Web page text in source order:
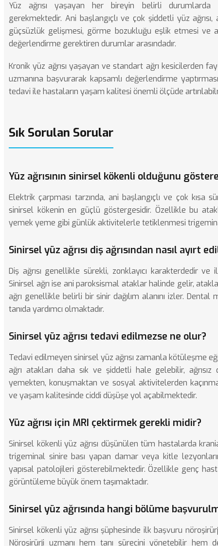
Yüz ağrısı yaşayan her bireyin belirli durumlarda
gerekmektedir. Ani başlangıçlı ve çok şiddetli yüz
güçsüzlük gelişmesi, görme bozukluğu eşlik etmesi ve
değerlendirme gerektiren durumlar arasındadır.
Kronik yüz ağrısı yaşayan ve standart ağrı kesicilerden
uzmanına başvurarak kapsamlı değerlendirme
tedavi ile hastaların yaşam kalitesi önemli ölçüde
Sık Sorulan Sorular
Yüz ağrısının sinirsel kökenli olduğunu
Elektrik çarpması tarzında, ani başlangıçlı ve çok kısa
sinirsel kökenin en güçlü göstergesidir. Özellikle bu
yemek yeme gibi günlük aktivitelerle tetiklenmesi
Sinirsel yüz ağrısı diş ağrısından nasıl ayırt
Diş ağrısı genellikle sürekli, zonklayıcı karakterdedir ve
Sinirsel ağrı ise ani paroksismal ataklar halinde gelir,
ağrı genellikle belirli bir sinir dağılım alanını izler. Dental
tanıda yardımcı olmaktadır.
Sinirsel yüz ağrısı tedavi edilmezse ne olur?
Tedavi edilmeyen sinirsel yüz ağrısı zamanla kötüleşme
ağrı atakları daha sık ve şiddetli hale gelebilir,
yemekten, konuşmaktan ve sosyal aktivitelerden
ve yaşam kalitesinde ciddi düşüşe yol açabilmektedir.
Yüz ağrısı için MRI çektirmek gerekli midir?
Sinirsel kökenli yüz ağrısı düşünülen tüm hastalarda
trigeminal sinire bası yapan damar veya kitle
yapısal patolojileri gösterebilmektedir. Özellikle genç
görüntüleme büyük önem taşımaktadır.
Sinirsel yüz ağrısında hangi bölüme
Sinirsel kökenli yüz ağrısı şüphesinde ilk başvuru
Nöroşirürji uzmanı hem tanı sürecini yönetebilir hem